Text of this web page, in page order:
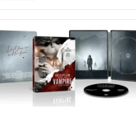
Steelbook, "Freitag, der 13." und
"Turtles"